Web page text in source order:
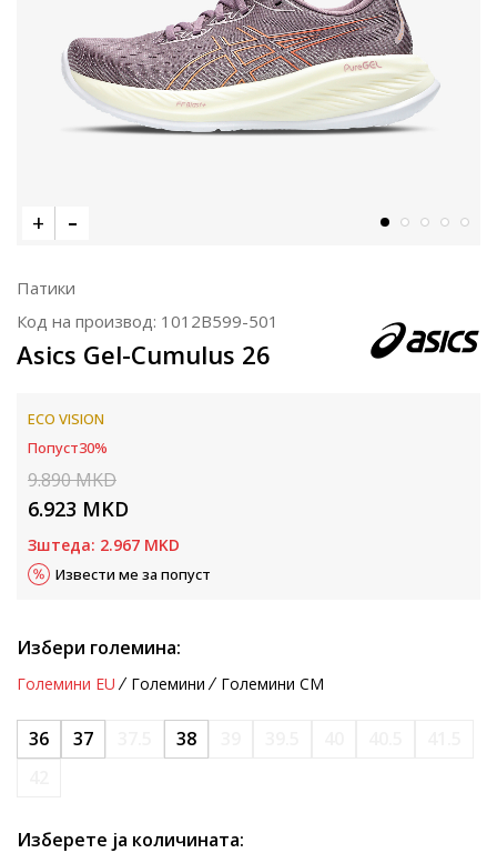
Патики
Код на производ: 1012B599-501
Asics Gel-Cumulus 26
ECO VISION
Попуст30%
9.890MKD
6.923 MKD
Зштеда: 2.967 MKD
Извести ме за попуст
Избери големина:
Големини EU Големини Големини CM
36 37 38
Изберете ја количината: